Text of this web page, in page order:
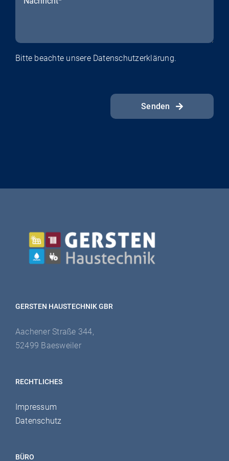
Bitte beachte unsere Datenschutzerklärung.
Senden
GERSTEN HAUSTECHNIK GBR
Aachener Straße 344,
52499 Baesweiler
RECHTLICHES
Impressum
Datenschutz
BÜRO